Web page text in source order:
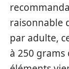
raisonnable
par adulte,
à 250